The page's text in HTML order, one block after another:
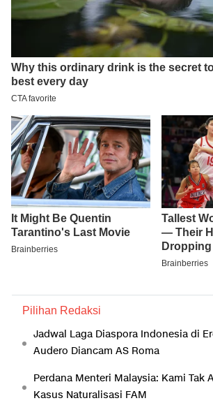
Pilihan Redaksi
Jadwal Laga Diaspora Indonesia di
Audero Diancam AS Roma
Perdana Menteri Malaysia: Kami Tak
Kasus Naturalisasi FAM